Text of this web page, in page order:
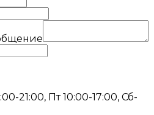
21:00, Пт 10:00-17:00, Сб-